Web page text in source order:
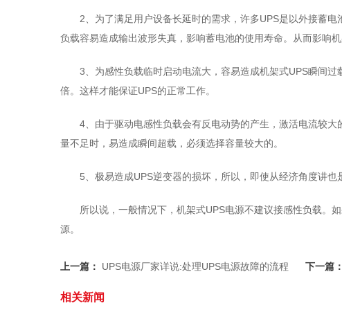
2、为了满足用户设备长延时的需求，许多UPS是以外接蓄
负载容易造成输出波形失真，影响蓄电池的使用寿命。从而影响机
3、为感性负载临时启动电流大，容易造成机架式UPS瞬间
倍。这样才能保证UPS的正常工作。
4、由于驱动电感性负载会有反电动势的产生，激活电流较
量不足时，易造成瞬间超载，必须选择容量较大的。
5、极易造成UPS逆变器的损坏，所以，即使从经济角度讲也
所以说，一般情况下，机架式UPS电源不建议接感性负载。
源。
上一篇： UPS电源厂家详说:处理UPS电源故障的流程 下一篇：
相关新闻